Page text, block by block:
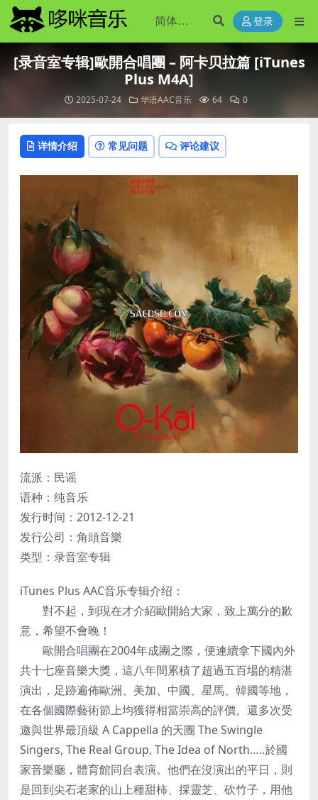
登录
[录音室专辑]歐開合唱團 – 阿卡贝拉篇 [iTunes
Plus M4A]
2025-07-24 华语AAC音乐 64 0
详情介绍 常见问题 评论建议
流派：民谣
语种：纯音乐
发行时间：2012-12-21
发行公司：角頭音樂
类型：录音室专辑
iTunes Plus AAC音乐专辑介绍：
對不起，到現在才介紹歐開給大家，致上萬分的歉
意，希望不會晚！
歐開合唱團在2004年成團之際，便連續拿下國內外
共十七座音樂大獎，這八年間累積了超過五百場的精湛
演出，足跡遍佈歐洲、美加、中國、星馬、韓國等地，
在各個國際藝術節上均獲得相當崇高的評價。還多次受
邀與世界最頂級 A Cappella 的天團 The Swingle
Singers, The Real Group, The Idea of North…..於國
家音樂廳，體育館同台表演。他們在沒演出的平日，則
是回到尖石老家的山上種甜柿、採靈芝、砍竹子，用他